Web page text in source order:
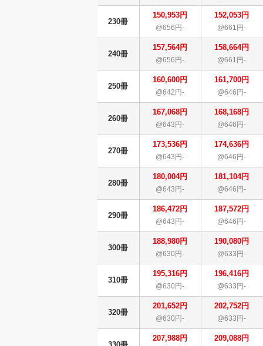
230冊
150,953円
@656円-
152,053円
@661円-
240冊
157,564円
@656円-
158,664円
@661円-
250冊
160,600円
@642円-
161,700円
@646円-
260冊
167,068円
@643円-
168,168円
@646円-
270冊
173,536円
@643円-
174,636円
@646円-
280冊
180,004円
@643円-
181,104円
@646円-
290冊
186,472円
@643円-
187,572円
@646円-
300冊
188,980円
@630円-
190,080円
@633円-
310冊
195,316円
@630円-
196,416円
@633円-
320冊
201,652円
@630円-
202,752円
@633円-
207,988円 209,088円